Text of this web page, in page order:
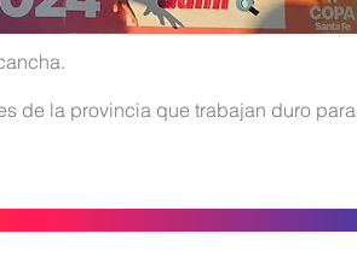
de la provincia que trabajan duro para